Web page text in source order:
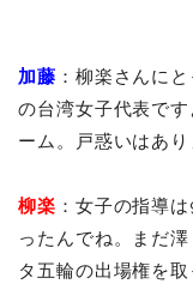
加藤 ：柳楽さんに
の台湾女子代表で
ーム。戸惑いはあ
柳楽 ：女子の指導
ったんでね。まだ
タ五輪の出場権を